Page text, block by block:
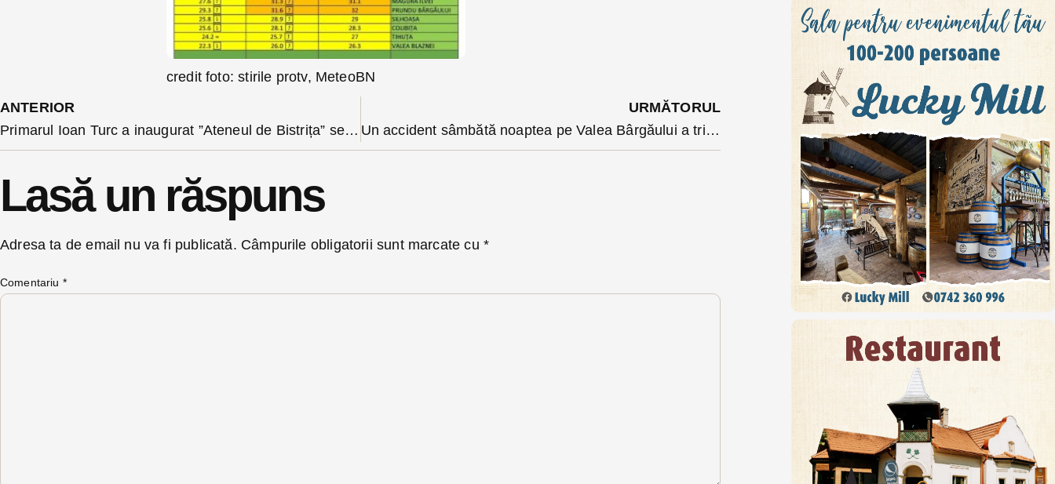
credit foto: stirile protv, MeteoBN
ANTERIOR
Primarul Ioan Turc a inaugurat ”Ateneul de Bistrița” seria de evenimente care va aduce să conferențieze în municipiu personalități de anvergură ale vieții culturale și științifice .
URMĂTORUL
Un accident sâmbătă noaptea pe Valea Bârgăului a trimis în spital o fetiță de 8 ani și o femeie
Lasă un răspuns
Adresa ta de email nu va fi publicată. Câmpurile obligatorii sunt marcate cu *
Comentariu *